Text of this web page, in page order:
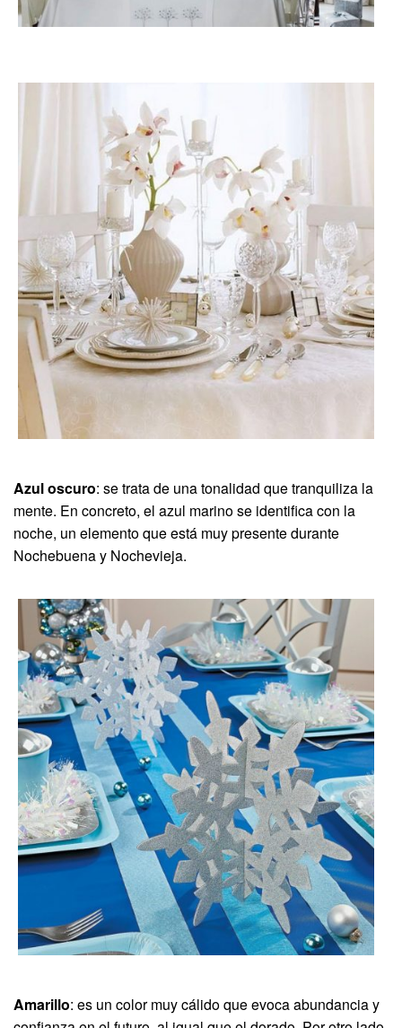
Azul oscuro: se trata de una tonalidad que tranquiliza la
mente. En concreto, el azul marino se identifica con la
noche, un elemento que está muy presente durante
Nochebuena y Nochevieja.
Amarillo: es un color muy cálido que evoca abundancia y